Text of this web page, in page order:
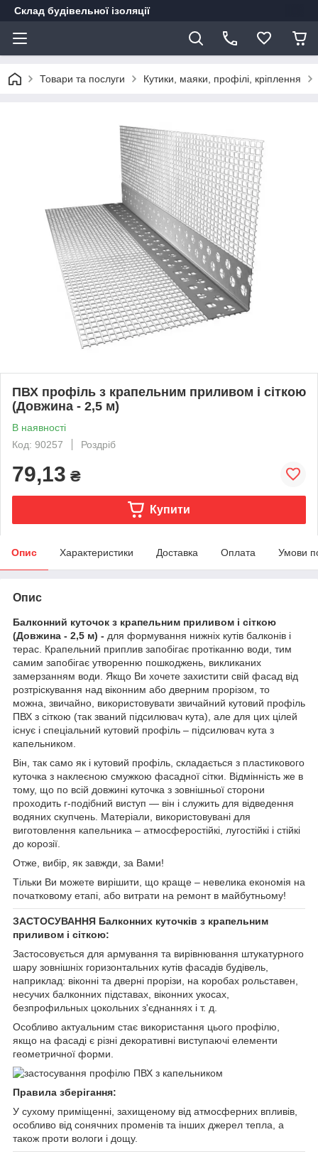
Склад будівельної ізоляції
Товари та послуги Кутики, маяки, профілі, кріплення
ПВХ профіль з крапельним приливом і сіткою
(Довжина - 2,5 м)
В наявності
Код: 90257
Роздріб
79,13 ₴
Купити
Опис Характеристики Доставка Оплата Умови
Опис
Балконний куточок з крапельним приливом і сіткою
(Довжина - 2,5 м) - для формування нижніх кутів балконів і
терас. Крапельний приплив запобігає протіканню води, тим
самим запобігає утворенню пошкоджень, викликаних
замерзанням води. Якщо Ви хочете захистити свій фасад від
розтріскування над віконним або дверним прорізом, то
можна, звичайно, використовувати звичайний кутовий профіль
ПВХ з сіткою (так званий підсилювач кута), але для цих цілей
існує і спеціальний кутовий профіль – підсилювач кута з
капельником.
Він, так само як і кутовий профіль, складається з пластикового
куточка з наклеєною смужкою фасадної сітки. Відмінність же в
тому, що по всій довжині куточка з зовнішньої сторони
проходить г-подібний виступ — він і служить для відведення
водяних скупчень. Матеріали, використовувані для
виготовлення капельника – атмосферостійкі, лугостійкі і стійкі
до корозії.
Отже, вибір, як завжди, за Вами!
Тільки Ви можете вирішити, що краще – невелика економія на
початковому етапі, або витрати на ремонт в майбутньому!
ЗАСТОСУВАННЯ Балконних куточків з крапельним
приливом і сіткою:
Застосовується для армування та вирівнювання штукатурного
шару зовнішніх горизонтальних кутів фасадів будівель,
наприклад: віконні та дверні прорізи, на коробах рольставен,
несучих балконних підставах, віконних укосах,
безпрофильных цокольних з'єднаннях і т. д.
Особливо актуальним стає використання цього профілю,
якщо на фасаді є різні декоративні виступаючі елементи
геометричної форми.
Правила зберігання:
У сухому приміщенні, захищеному від атмосферних впливів,
особливо від сонячних променів та інших джерел тепла, а
також проти вологи і дощу.